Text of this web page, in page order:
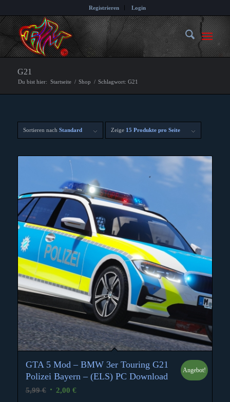
Registrieren Login
G21
Du bist hier: Startseite / Shop / Schlagwort: G21
Sortieren nach Standard Zeige 15 Produkte pro Seite
4.50
GTA 5 Mod – BMW 3er Touring G21
Polizei Bayern – (ELS) PC Download
5,99€ Ursprünglicher
2,00 €Aktueller
Angebot!